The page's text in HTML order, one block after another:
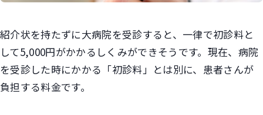
紹介状を持たずに大病院を受診すると、一律で初診料と
して5,000円がかかるしくみができそうです。現在、病院
を受診した時にかかる「初診料」とは別に、患者さんが
負担する料金です。